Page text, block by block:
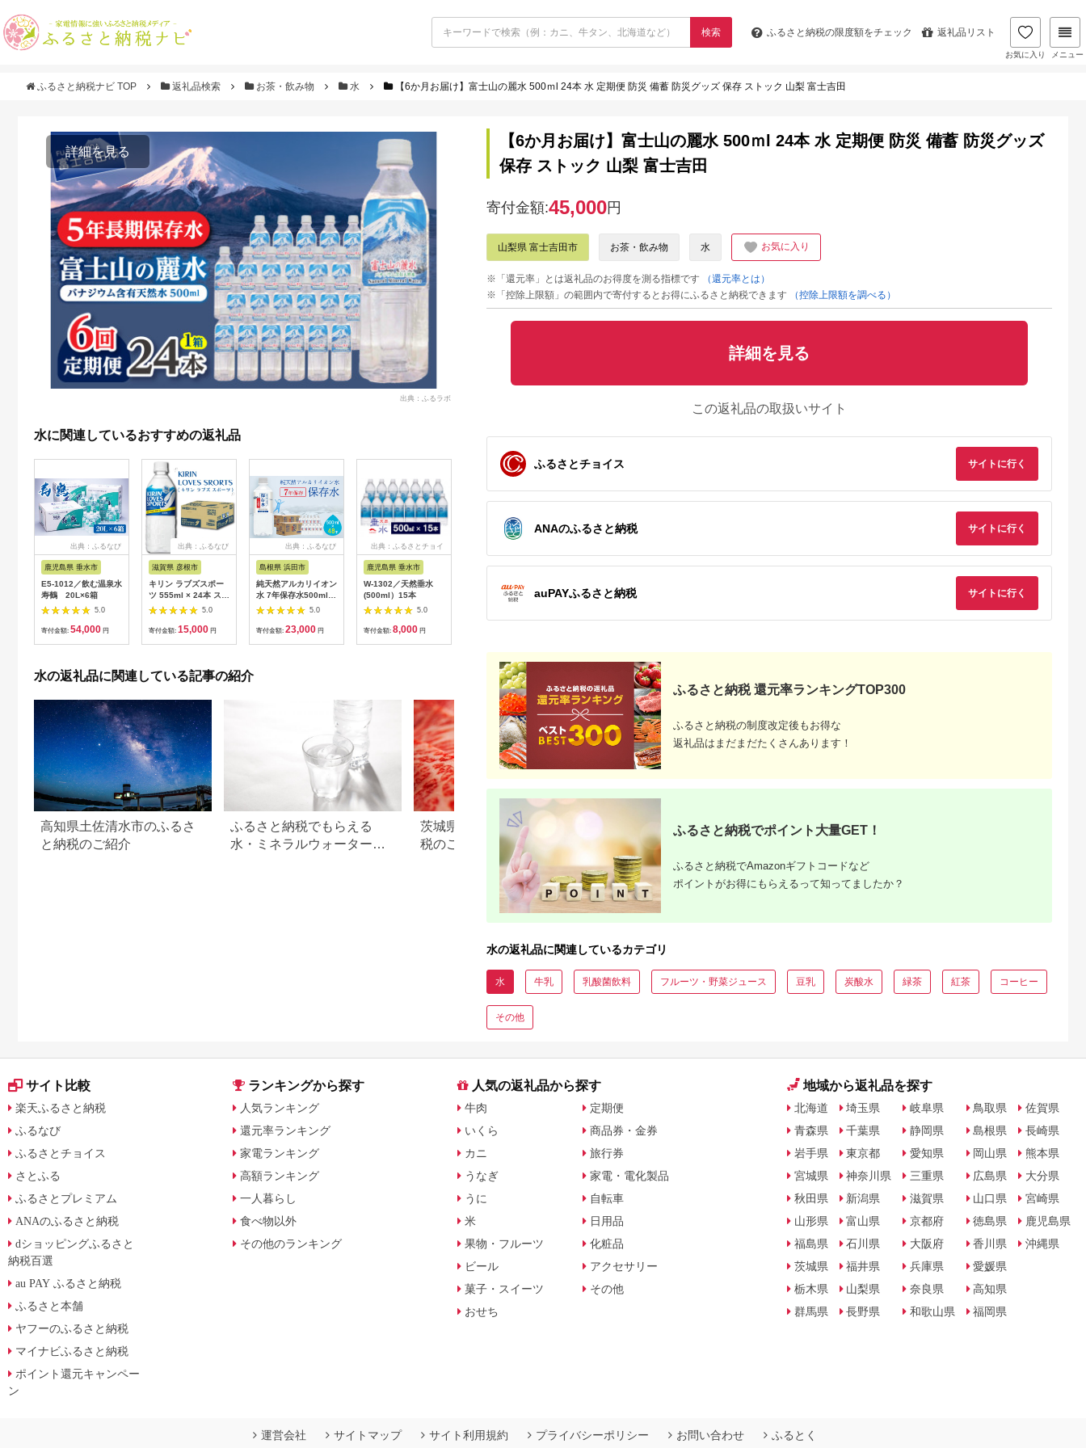
検索 ふるさと納税の限度額をチェック 返礼品リスト
お気に入り メニュー
ふるさと納税ナビ TOP 返礼品検索 お茶・飲み物 水 【6か月お届け】富士山の麗水 500ｍl 24本 水 定期便 防災 備蓄 防災グッズ 保存 ストック 山梨 富士吉田
詳細を見る
出典：ふるラボ
水に関連しているおすすめの返礼品
出典：ふるなび
鹿児島県 垂水市
E5-1012／飲む温泉水
寿鶴 20L×6箱
5.0
寄付金額: 54,000 円
出典：ふるなび
滋賀県 彦根市
キリン ラブズスポー
ツ 555ml × 24本 スポ
ーツドリンク
5.0
寄付金額: 15,000 円
出典：ふるなび
島根県 浜田市
純天然アルカリイオン
水 7年保存水500ml
24本入 2箱 ミネラル
ウォーター 軟水 水 長
期保存 飲料水 防災 備
5.0
寄付金額: 23,000 円
出典：ふるさとチョイ
鹿児島県 垂水市
W-1302／天然垂水
(500ml）15本
5.0
寄付金額: 8,000 円
静岡県 沼津市
【ミネラルウォータ
ー】 天然水 2L 6本入
静岡県 小山町
月定期便 500ml 24本
宮崎県 小林市
と納税
山梨県 富士吉田市
出典：ふるなび
宮崎県 小林市
2L×6本 4箱（ミネラ
5.0
出典：ふるな
岐阜県 関市
24本（1000ml12本
水の返礼品に関連している記事の紹介
高知県土佐清水市のふるさ
と納税のご紹介
ふるさと納税でもらえる
水・ミネラルウォーター還
茨城県 水戸市のふるさと納
税のご紹介
北海道 小清水町のふるさと
納税のご紹介
【6か月お届け】富士山の麗水 500ｍl 24本 水 定期便 防災 備蓄 防災グッズ
保存 ストック 山梨 富士吉田
寄付金額:45,000円
山梨県 富士吉田市 お茶・飲み物 水 お気に入り
※「還元率」とは返礼品のお得度を測る指標です
（還元率とは）
※「控除上限額」の範囲内で寄付するとお得にふるさと納税できます
（控除上限額を調べる）
詳細を見る
この返礼品の取扱いサイト
ふるさとチョイス サイトに行く
ANAのふるさと納税 サイトに行く
auPAYふるさと納税 サイトに行く
ふるさと納税 還元率ランキングTOP300
ふるさと納税の制度改定後もお得な
返礼品はまだまだたくさんあります！
ふるさと納税でポイント大量GET！
ふるさと納税でAmazonギフトコードなど
ポイントがお得にもらえるって知ってましたか？
水の返礼品に関連しているカテゴリ
水 牛乳 乳酸菌飲料 フルーツ・野菜ジュース 豆乳 炭酸水 緑茶 紅茶 コーヒー
その他
サイト比較
楽天ふるさと納税
ふるなび
ふるさとチョイス
さとふる
ふるさとプレミアム
ANAのふるさと納税
dショッピングふるさと
納税百選
au PAY ふるさと納税
ふるさと本舗
ヤフーのふるさと納税
マイナビふるさと納税
ポイント還元キャンペー
ン
ランキングから探す
人気ランキング
還元率ランキング
家電ランキング
高額ランキング
一人暮らし
食べ物以外
その他のランキング
人気の返礼品から探す
牛肉
いくら
カニ
うなぎ
うに
米
果物・フルーツ
ビール
菓子・スイーツ
おせち
定期便
商品券・金券
旅行券
家電・電化製品
自転車
日用品
化粧品
アクセサリー
その他
地域から返礼品を探す
北海道
青森県
岩手県
宮城県
秋田県
山形県
福島県
茨城県
栃木県
群馬県
埼玉県
千葉県
東京都
神奈川県
新潟県
富山県
石川県
福井県
山梨県
長野県
岐阜県
静岡県
愛知県
三重県
滋賀県
京都府
大阪府
兵庫県
奈良県
和歌山県
鳥取県
島根県
岡山県
広島県
山口県
徳島県
香川県
愛媛県
高知県
福岡県
佐賀県
長崎県
熊本県
大分県
宮崎県
鹿児島県
沖縄県
運営会社 サイトマップ サイト利用規約 プライバシーポリシー お問い合わせ ふるとく